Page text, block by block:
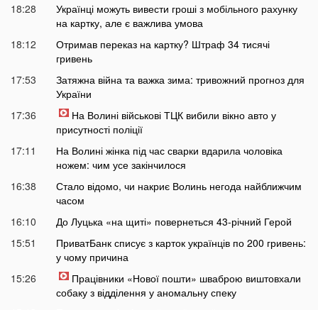
18:28
Українці можуть вивести гроші з мобільного рахунку
на картку, але є важлива умова
18:12
Отримав переказ на картку? Штраф 34 тисячі
гривень
17:53
Затяжна війна та важка зима: тривожний прогноз для
України
17:36
На Волині військові ТЦК вибили вікно авто у
присутності поліції
17:11
На Волині жінка під час сварки вдарила чоловіка
ножем: чим усе закінчилося
16:38
Стало відомо, чи накриє Волинь негода найближчим
часом
16:10
До Луцька «на щиті» повернеться 43-річний Герой
15:51
ПриватБанк списує з карток українців по 200 гривень:
у чому причина
15:26
Працівники «Нової пошти» шваброю виштовхали
собаку з відділення у аномальну спеку